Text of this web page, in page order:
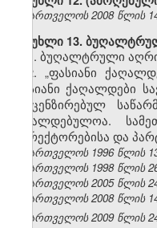
საქართველოს 2008 წლის
მუხლი 13.
1. ბუღალტრული
2. „ფასიანი
ფასიანი ქაღალდები
ლიცენზირებულ
სავალდებულოა.
დირექტორებისა და
საქართველოს 1996 წლის
საქართველოს 1998 წლის
საქართველოს 2005 წლის
საქართველოს 2008 წლის
საქართველოს 2009 წლის